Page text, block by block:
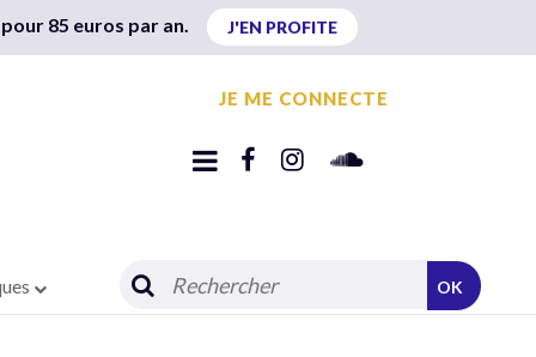
85 euros par an. J'EN PROFITE
JE ME CONNECTE
OK